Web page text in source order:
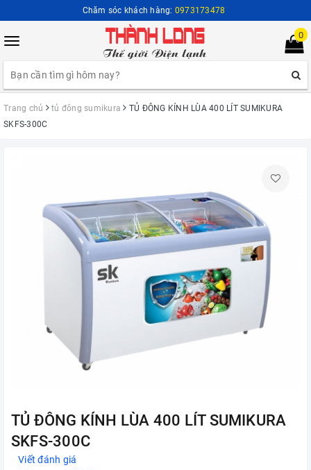
Chăm sóc khách hàng: 0973173478
Toggle
0
Trang chủ tủ đông sumikura
TỦ ĐÔNG KÍNH LÙA 400 LÍT SUMIKURA
SKFS-300C
TỦ ĐÔNG KÍNH LÙA 400 LÍT SUMIKURA
SKFS-300C
Viết đánh giá